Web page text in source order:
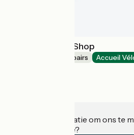
Cyclo Truck Le Shop
Bicycle rentals/ repairs Accueil
Heeft u informatie om ons te
accommodatie?